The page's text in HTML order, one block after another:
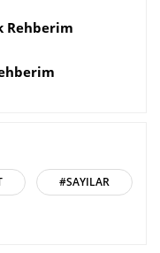
Rehberim
#SAYILAR